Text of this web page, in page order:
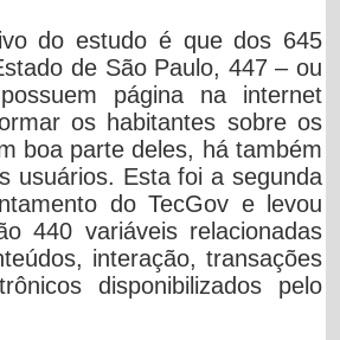
do estudo é que dos 645
de São Paulo, 447 – ou
página na internet
os habitantes sobre os
boa parte deles, há também
usuários. Esta foi a segunda
do TecGov e levou
440 variáveis relacionadas
interação, transações
disponibilizados pelo